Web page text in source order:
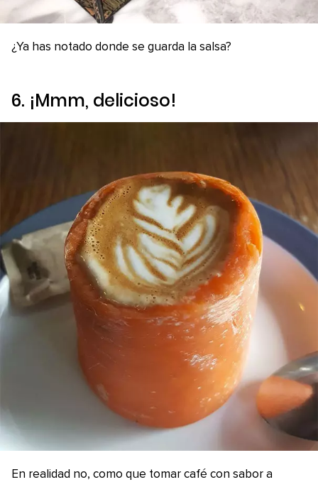
¿Ya has notado donde se guarda la salsa?
6. ¡Mmm, delicioso!
En realidad no, como que tomar café con sabor a